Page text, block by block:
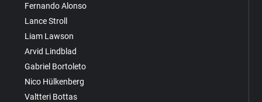
Fernando Alonso
Lance Stroll
Liam Lawson
Arvid Lindblad
Gabriel Bortoleto
Nico Hülkenberg
Valtteri Bottas